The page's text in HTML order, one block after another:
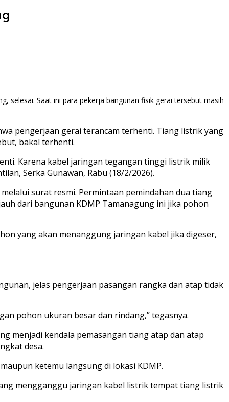
selesai. Saat ini para pekerja bangunan fisik gerai tersebut masih
pengerjaan gerai terancam terhenti. Tiang listrik yang
bakal terhenti.
Karena kabel jaringan tegangan tinggi listrik milik
Serka Gunawan, Rabu (18/2/2026).
surat resmi. Permintaan pemindahan dua tiang
dari bangunan KDMP Tamanagung ini jika pohon
yang akan menanggung jaringan kabel jika digeser,
jelas pengerjaan pasangan rangka dan atap tidak
pohon ukuran besar dan rindang,” tegasnya.
menjadi kendala pemasangan tiang atap dan atap
desa.
ketemu langsung di lokasi KDMP.
mengganggu jaringan kabel listrik tempat tiang listrik